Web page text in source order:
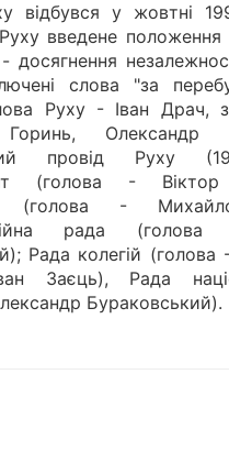
відбувся у жовтні
введене положення
досягнення
слова "за
Руху - Іван Драч,
Олександр
провід Руху
(голова - Віктор
(голова -
рада
Рада колегій
Заєць), Рада
Бураковський).